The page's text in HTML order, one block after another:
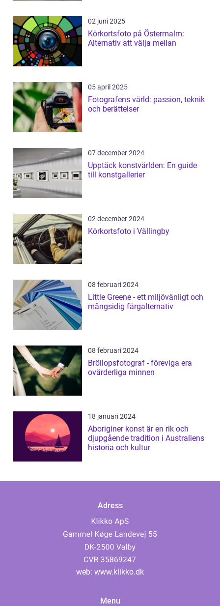
02 juni 2025
Körkortsfoto på Östermalm:
Alternativ att välja mellan
05 april 2025
Fotografens värld: passion, teknik
och berättelser
07 december 2024
Upptäck konstvärlden: En guide
till konstgallerier
02 december 2024
Körkortsfoto i Vällingby
08 februari 2024
Little Greene - ett miljövänligt och
mångsidig färgalternativ
08 februari 2024
Bröllopsfotograf - föreviga era
ovärderliga minnen
18 januari 2024
Aboriginer konst är en rik och
djupgående tradition i Australiens
historia och kultur
Adress
web: www.klikko.dk
Menu